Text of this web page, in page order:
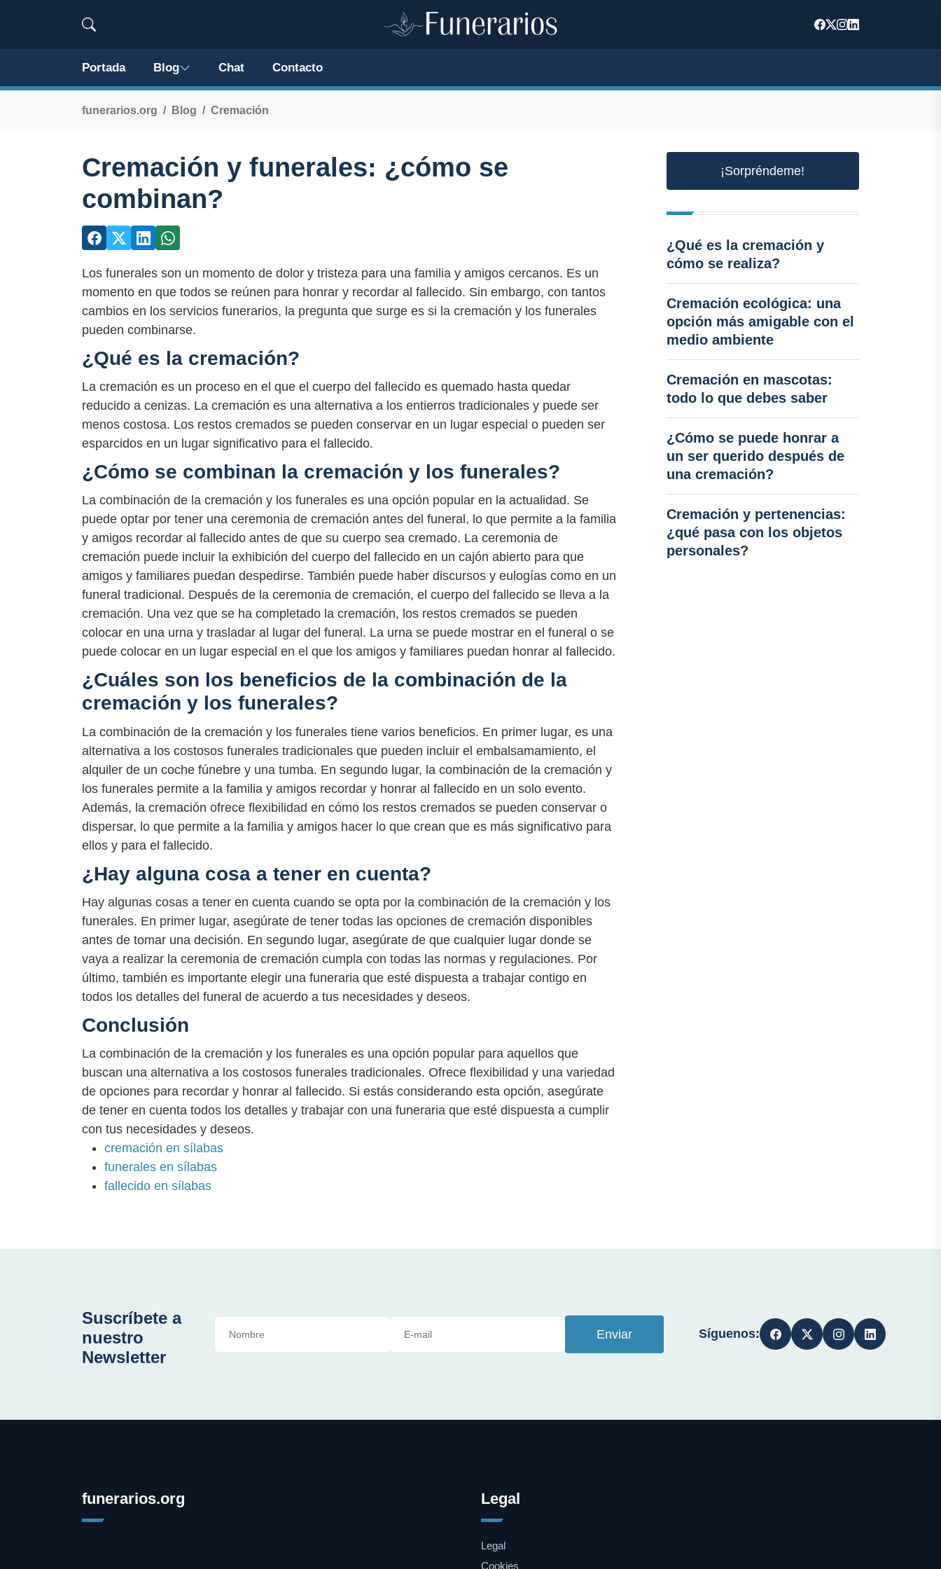
Portada Blog Chat Contacto
funerarios.org Blog Cremación
Cremación y funerales: ¿cómo se
combinan?
Los funerales son un momento de dolor y tristeza para una familia y amigos cercanos. Es un
momento en que todos se reúnen para honrar y recordar al fallecido. Sin embargo, con tantos
cambios en los servicios funerarios, la pregunta que surge es si la cremación y los funerales
pueden combinarse.
¿Qué es la cremación?
La cremación es un proceso en el que el cuerpo del fallecido es quemado hasta quedar
reducido a cenizas. La cremación es una alternativa a los entierros tradicionales y puede ser
menos costosa. Los restos cremados se pueden conservar en un lugar especial o pueden ser
esparcidos en un lugar significativo para el fallecido.
¿Cómo se combinan la cremación y los funerales?
La combinación de la cremación y los funerales es una opción popular en la actualidad. Se
puede optar por tener una ceremonia de cremación antes del funeral, lo que permite a la familia
y amigos recordar al fallecido antes de que su cuerpo sea cremado. La ceremonia de
cremación puede incluir la exhibición del cuerpo del fallecido en un cajón abierto para que
amigos y familiares puedan despedirse. También puede haber discursos y eulogías como en un
funeral tradicional. Después de la ceremonia de cremación, el cuerpo del fallecido se lleva a la
cremación. Una vez que se ha completado la cremación, los restos cremados se pueden
colocar en una urna y trasladar al lugar del funeral. La urna se puede mostrar en el funeral o se
puede colocar en un lugar especial en el que los amigos y familiares puedan honrar al fallecido.
¿Cuáles son los beneficios de la combinación de la
cremación y los funerales?
La combinación de la cremación y los funerales tiene varios beneficios. En primer lugar, es una
alternativa a los costosos funerales tradicionales que pueden incluir el embalsamamiento, el
alquiler de un coche fúnebre y una tumba. En segundo lugar, la combinación de la cremación y
los funerales permite a la familia y amigos recordar y honrar al fallecido en un solo evento.
Además, la cremación ofrece flexibilidad en cómo los restos cremados se pueden conservar o
dispersar, lo que permite a la familia y amigos hacer lo que crean que es más significativo para
ellos y para el fallecido.
¿Hay alguna cosa a tener en cuenta?
Hay algunas cosas a tener en cuenta cuando se opta por la combinación de la cremación y los
funerales. En primer lugar, asegúrate de tener todas las opciones de cremación disponibles
antes de tomar una decisión. En segundo lugar, asegúrate de que cualquier lugar donde se
vaya a realizar la ceremonia de cremación cumpla con todas las normas y regulaciones. Por
último, también es importante elegir una funeraria que esté dispuesta a trabajar contigo en
todos los detalles del funeral de acuerdo a tus necesidades y deseos.
Conclusión
La combinación de la cremación y los funerales es una opción popular para aquellos que
buscan una alternativa a los costosos funerales tradicionales. Ofrece flexibilidad y una variedad
de opciones para recordar y honrar al fallecido. Si estás considerando esta opción, asegúrate
de tener en cuenta todos los detalles y trabajar con una funeraria que esté dispuesta a cumplir
con tus necesidades y deseos.
cremación en sílabas
funerales en sílabas
fallecido en sílabas
¡Sorpréndeme!
¿Qué es la cremación y
cómo se realiza?
Cremación ecológica: una
opción más amigable con el
medio ambiente
Cremación en mascotas:
todo lo que debes saber
¿Cómo se puede honrar a
un ser querido después de
una cremación?
Cremación y pertenencias:
¿qué pasa con los objetos
personales?
Suscríbete a
nuestro
Newsletter
Enviar Síguenos:
funerarios.org Legal
Legal
Cookies